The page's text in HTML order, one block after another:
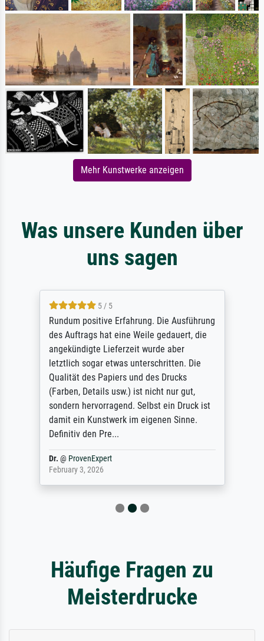
Mehr Kunstwerke anzeigen
Was unsere Kunden über
uns sagen
5 / 5
Rundum positive Erfahrung. Die Ausführung
des Auftrags hat eine Weile gedauert, die
angekündigte Lieferzeit wurde aber
letztlich sogar etwas unterschritten. Die
Qualität des Papiers und des Drucks
(Farben, Details usw.) ist nicht nur gut,
sondern hervorragend. Selbst ein Druck ist
damit ein Kunstwerk im eigenen Sinne.
Definitiv den Pre...
Dr. @ ProvenExpert
February 3, 2026
Häufige Fragen zu
Meisterdrucke